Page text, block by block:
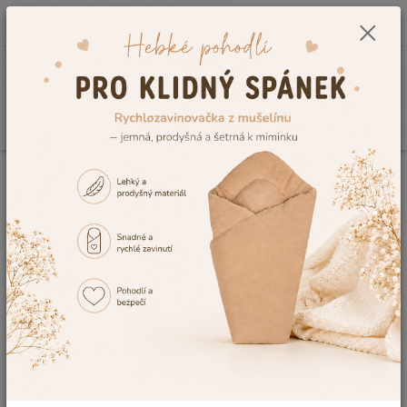
0,00 Kč
Kojenecké a dětské oblečení Dětské zimní oblečení
Zimní
Dětské soupravičky pro miminka,
kojenecké soupravičky na zimu
Nabízíme úžasné měkoučké dětské soupravičky na zimu, které
jsou vyrobeny z příjemné chlupaté lamí vlny s vynikajícími
tepelnými vlastnostmi. Vybírejte
kojenecké soupravičky pro
miminkav mnoha barvách, jelikož se navíc jedná o náš vlastní
výrobek, rádi Vám na kabátek vyšijeme některý z našich obrázků